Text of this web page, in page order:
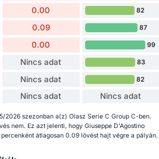
0.00 82
0.09 87
0.00 99
Nincs adat 83
Nincs adat 82
Nincs adat Nincs adat
2026 szezonban a(z) Olasz Serie C Group C-ben.
nem. Ez azt jelenti, hogy Giuseppe D'Agostino
átlagosan 0.09 lövést hajt végre a pályán.